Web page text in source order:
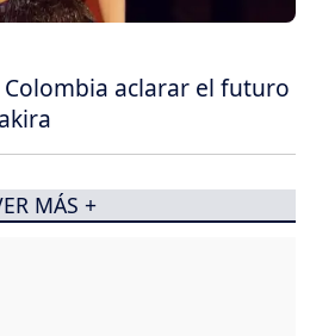
Colombia aclarar el futuro
MÁS +